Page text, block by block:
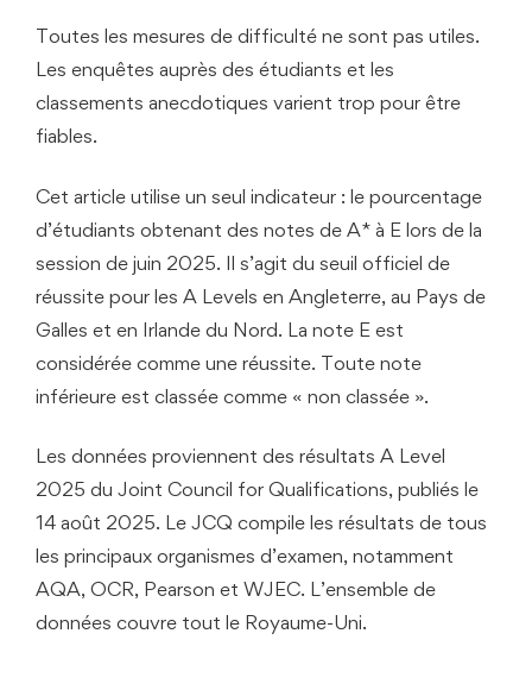
Toutes les mesures de difficulté ne sont pas utiles.
Les enquêtes auprès des étudiants et les
classements anecdotiques varient trop pour être
fiables.
Cet article utilise un seul indicateur : le pourcentage
d’étudiants obtenant des notes de A* à E lors de la
session de juin 2025. Il s’agit du seuil officiel de
réussite pour les A Levels en Angleterre, au Pays de
Galles et en Irlande du Nord. La note E est
considérée comme une réussite. Toute note
inférieure est classée comme « non classée ».
Les données proviennent des résultats A Level
2025 du Joint Council for Qualifications, publiés le
14 août 2025. Le JCQ compile les résultats de tous
les principaux organismes d’examen, notamment
AQA, OCR, Pearson et WJEC. L’ensemble de
données couvre tout le Royaume-Uni.